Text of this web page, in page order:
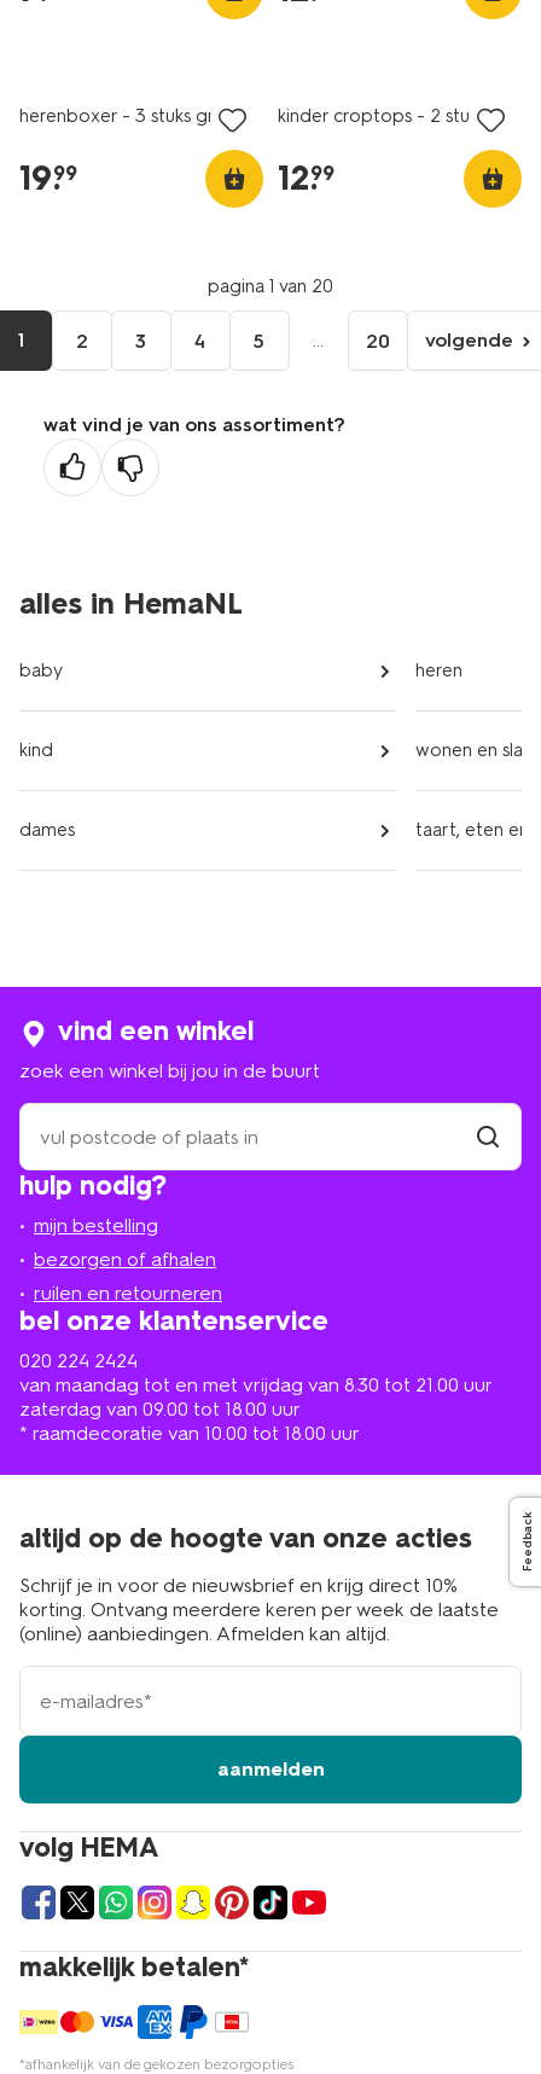
herenboxer - 3 stuks groen
19.
99
kinder croptops - 2 stuks lila
12.
99
pagina 1 van 20
1 2 3 4 5 ... 20
pagina
volgende
wat vind je van ons assortiment?
Feedback
alles in HemaNL
baby
kind
dames
heren
wonen en
taart, eten en
hulp nodig?
mijn bestelling
bezorgen of afhalen
ruilen en retourneren
bel onze klantenservice
020 224 2424
van maandag tot en met vrijdag van 8.30 tot 21.00 uur
zaterdag van 09.00 tot 18.00 uur
* raamdecoratie van 10.00 tot 18.00 uur
vind een winkel
zoek een winkel bij jou in de buurt
zoek
een
winkel
bij
in
de
buurt
volg HEMA
makkelijk betalen*
*afhankelijk van de gekozen bezorgopties
altijd op de hoogte van onze acties
Schrijf je in voor de nieuwsbrief en krijg direct 10%
korting. Ontvang meerdere keren per week de laatste
(online) aanbiedingen. Afmelden kan altijd.
e-
mailadres
aanmelden